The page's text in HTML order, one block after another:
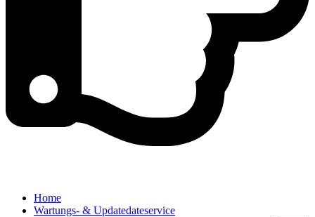
Home
Wartungs- & Updatedateservice